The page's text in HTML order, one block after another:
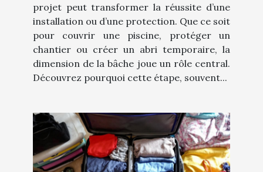
projet peut transformer la réussite d’une
installation ou d’une protection. Que ce soit
pour couvrir une piscine, protéger un
chantier ou créer un abri temporaire, la
dimension de la bâche joue un rôle central.
Découvrez pourquoi cette étape, souvent...